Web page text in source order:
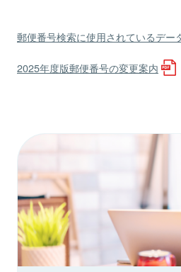
郵便番号検索に使用されているデー
2025年度版郵便番号の変更案内